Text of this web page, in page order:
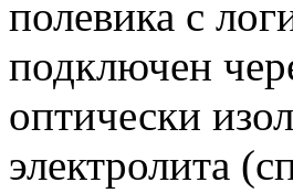
полевика с
подключен
оптически
электролита